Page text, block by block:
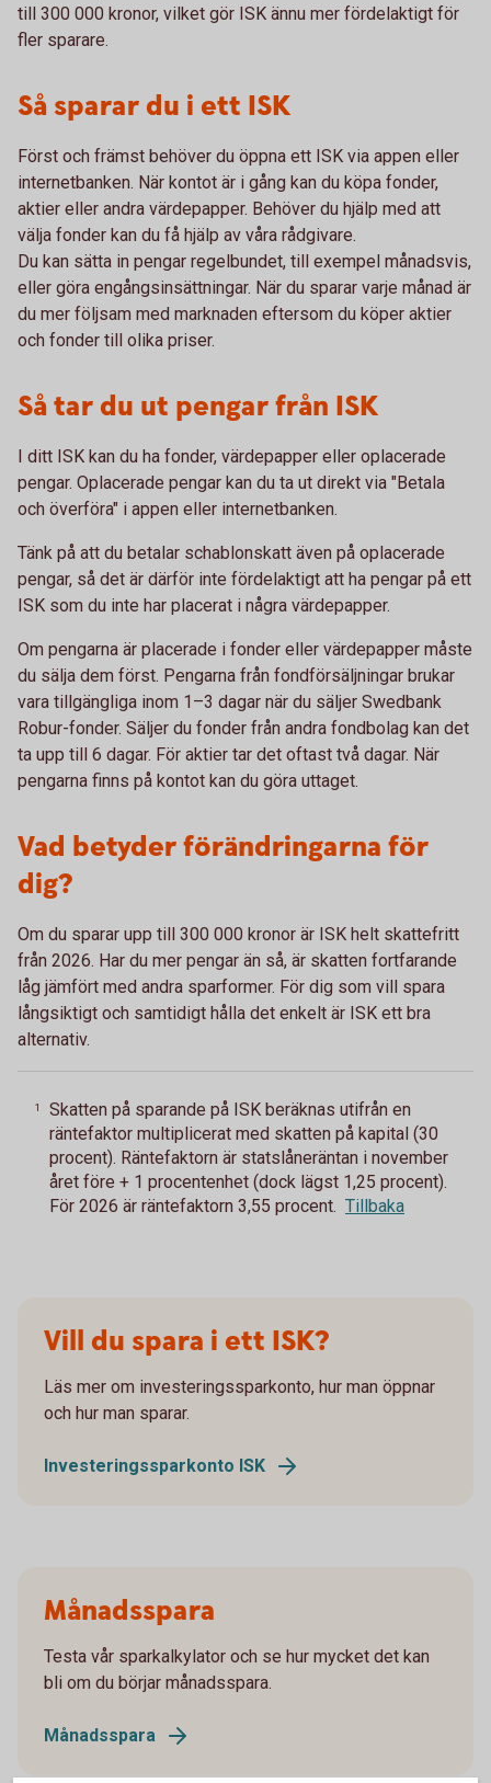
till 300 000 kronor, vilket gör ISK ännu mer fördelaktigt för
fler sparare.
Så sparar du i ett ISK
Först och främst behöver du öppna ett ISK via appen eller
internetbanken. När kontot är i gång kan du köpa fonder,
aktier eller andra värdepapper. Behöver du hjälp med att
välja fonder kan du få hjälp av våra rådgivare.
Du kan sätta in pengar regelbundet, till exempel månadsvis,
eller göra engångsinsättningar. När du sparar varje månad är
du mer följsam med marknaden eftersom du köper aktier
och fonder till olika priser.
Så tar du ut pengar från ISK
I ditt ISK kan du ha fonder, värdepapper eller oplacerade
pengar. Oplacerade pengar kan du ta ut direkt via "Betala
och överföra" i appen eller internetbanken.
Tänk på att du betalar schablonskatt även på oplacerade
pengar, så det är därför inte fördelaktigt att ha pengar på ett
ISK som du inte har placerat i några värdepapper.
Om pengarna är placerade i fonder eller värdepapper måste
du sälja dem först. Pengarna från fondförsäljningar brukar
vara tillgängliga inom 1–3 dagar när du säljer Swedbank
Robur-fonder. Säljer du fonder från andra fondbolag kan det
ta upp till 6 dagar. För aktier tar det oftast två dagar. När
pengarna finns på kontot kan du göra uttaget.
Vad betyder förändringarna för
dig?
Om du sparar upp till 300 000 kronor är ISK helt skattefritt
från 2026. Har du mer pengar än så, är skatten fortfarande
låg jämfört med andra sparformer. För dig som vill spara
långsiktigt och samtidigt hålla det enkelt är ISK ett bra
alternativ.
1
Skatten på sparande på ISK beräknas utifrån en
räntefaktor multiplicerat med skatten på kapital (30
procent). Räntefaktorn är statslåneräntan i november
året före + 1 procentenhet (dock lägst 1,25 procent).
För 2026 är räntefaktorn 3,55 procent. Tillbaka
Vill du spara i ett ISK?
Läs mer om investeringssparkonto, hur man öppnar
och hur man sparar.
Investeringssparkonto ISK
Månadsspara
Testa vår sparkalkylator och se hur mycket det kan
bli om du börjar månadsspara.
Månadsspara